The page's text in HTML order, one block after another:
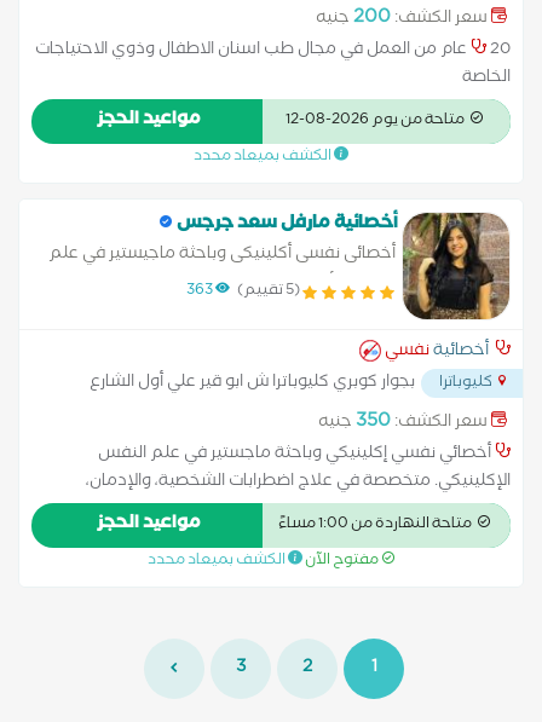
سعر الكشف:200جنيه
20 عام من العمل في مجال طب اسنان الاطفال وذوي الاحتياجات
الخاصة
متاحة من يوم 2026-08-12 مواعيد الحجز
الكشف بميعاد محدد
أخصائية مارفل سعد جرجس
أخصائى نفسى أكلينيكى وباحثة ماجيستير في علم
النفس الأكلينيكي
(5 تقييم) 363
أخصائيةنفسي
كليوباترا
بجوار كوبري كليوباترا ش ابو قير علي أول الشارع
معرض عربيات إسمه Primem car
سعر الكشف:350 جنيه
أخصائي نفسي إكلينيكي وباحثة ماجستير في علم النفس
الإكلينيكي. متخصصة في علاج اضطرابات الشخصية، والإدمان،
ومختلف الاضطرابات النفسية، مع الاعتماد على أساليب علاجية
علمية حديثة. حاصلة على دورات متخصصة في العلاج المعرفي
السلوكي (CBT) لعلاج المواد الإدمانية، والاكتئاب، والوسواس
المشاعر وتحسين مهارات التعامل مع الضغوط. تهدف إلى مساعدة
المرضى على فهم أنفسهم بشكل أعمق، وتطوير مهارات نفسية
تساعدهم على تحقيق التوازن النفسي وتحسين جودة حياتهم.
متاحة النهاردة من 1:00 مساءً مواعيد الحجز
مفتوح الآن الكشف بميعاد محدد
1
2
3